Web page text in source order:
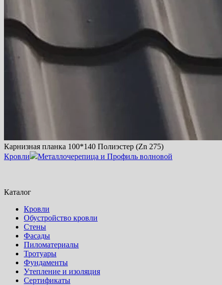
Карнизная планка 100*140 Полиэстер (Zn 275)
Кровли
Металлочерепица и Профиль волновой
Каталог
Кровли
Обустройство кровли
Стены
Фасады
Пиломатериалы
Тротуары
Фундаменты
Утепление и изоляция
Сертификаты